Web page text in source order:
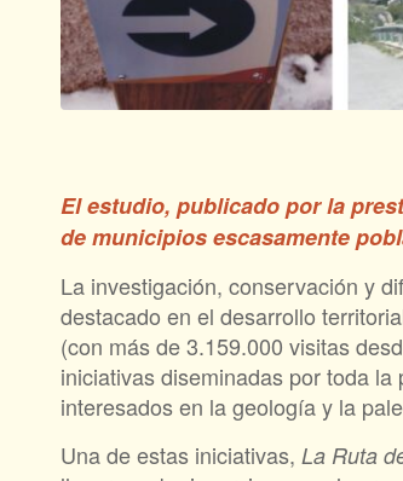
El estudio, publicado por la
de municipios escasamente
La investigación, conservación y
destacado en el desarrollo
(con más de 3.159.000 visitas
iniciativas diseminadas por toda
interesados en la geología y la
Una de estas iniciativas, La Ruta